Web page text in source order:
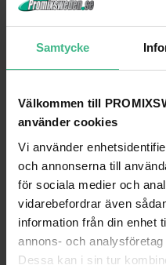
Samtycke
Välkommen till
använder cookies
Vi använder
och annonserna till
för sociala medier och
vidarebefordrar även
information från din enhet
annons- och
Dessa kan i sin tur